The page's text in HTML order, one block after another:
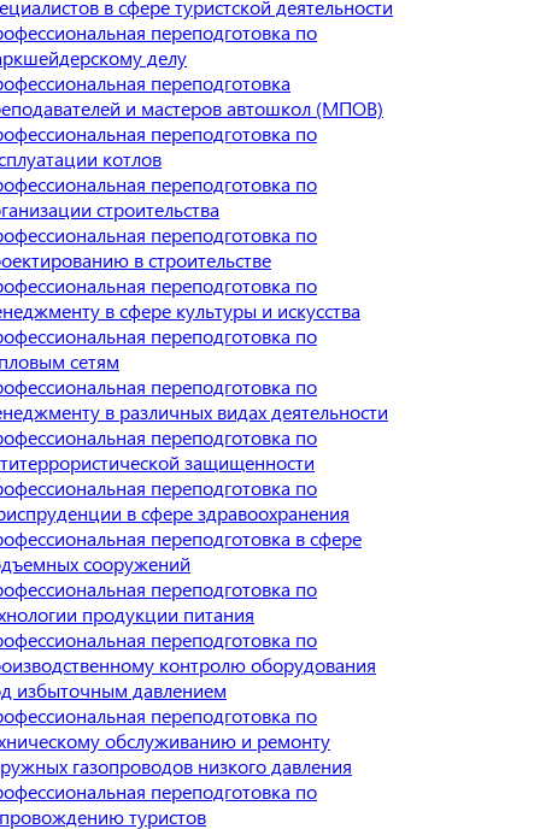
в сфере туристской деятельности
переподготовка по
делу
переподготовка
и мастеров автошкол (МПОВ)
переподготовка по
котлов
переподготовка по
строительства
переподготовка по
в строительстве
переподготовка по
в сфере культуры и искусства
переподготовка по
сетям
переподготовка по
в различных видах деятельности
переподготовка по
защищенности
переподготовка по
в сфере здравоохранения
переподготовка в сфере
сооружений
переподготовка по
продукции питания
переподготовка по
контролю оборудования
избыточным давлением
переподготовка по
обслуживанию и ремонту
газопроводов низкого давления
переподготовка по
туристов